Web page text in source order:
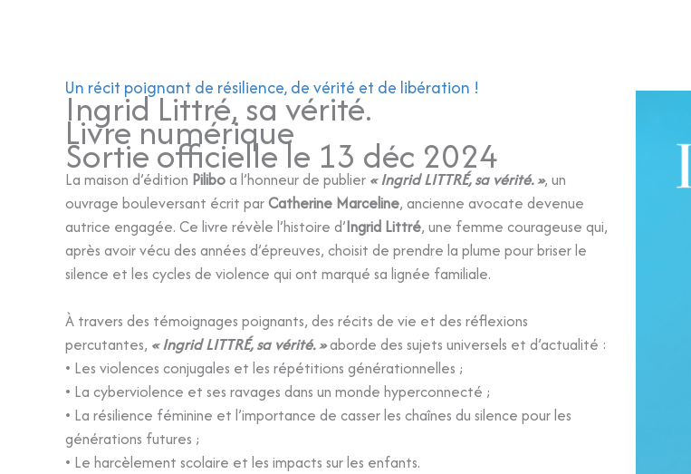
Un récit poignant de résilience, de vérité et de libération !
Ingrid Littré, sa vérité.
Livre numérique
Sortie officielle le 13 déc 2024
La maison d’édition Piliboa l’honneur de publier « Ingrid LITTRÉ, sa vérité. », un
ouvrage bouleversant écrit parCatherine Marceline, ancienne avocate devenue
autrice engagée. Ce livre révèle l’histoire d’Ingrid Littré, une femme courageuse qui,
après avoir vécu des années d’épreuves, choisit de prendre la plume pour briser le
silence et les cycles de violence qui ont marqué sa lignée familiale.
À travers des témoignages poignants, des récits de vie et des réflexions
percutantes, « Ingrid LITTRÉ, sa vérité. »aborde des sujets universels et d’actualité :
• Les violences conjugales et les répétitions générationnelles ;
• La cyberviolence et ses ravages dans un monde hyperconnecté ;
• La résilience féminine et l’importance de casser les chaînes du silence pour les
générations futures ;
• Le harcèlement scolaire et les impacts sur les enfants.